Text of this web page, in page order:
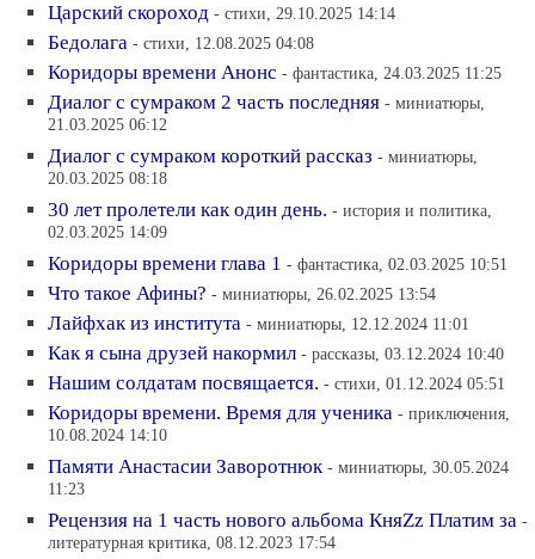
Царский скороход - стихи, 29.10.2025 14:14
Бедолага - стихи, 12.08.2025 04:08
Коридоры времени Анонс - фантастика, 24.03.2025 11:25
Диалог с сумраком 2 часть последняя - миниатюры,
21.03.2025 06:12
Диалог с сумраком короткий рассказ - миниатюры,
20.03.2025 08:18
30 лет пролетели как один день. - история и политика,
02.03.2025 14:09
Коридоры времени глава 1 - фантастика, 02.03.2025 10:51
Что такое Афины? - миниатюры, 26.02.2025 13:54
Лайфхак из института - миниатюры, 12.12.2024 11:01
Как я сына друзей накормил - рассказы, 03.12.2024 10:40
Нашим солдатам посвящается. - стихи, 01.12.2024 05:51
Коридоры времени. Время для ученика - приключения,
10.08.2024 14:10
Памяти Анастасии Заворотнюк - миниатюры, 30.05.2024
11:23
Рецензия на 1 часть нового альбома КняZz Платим за -
литературная критика, 08.12.2023 17:54